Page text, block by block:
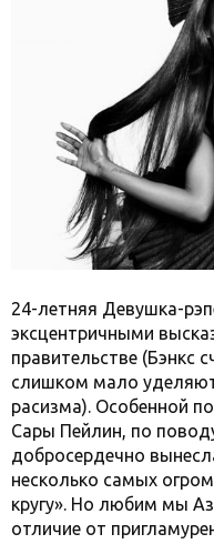
24-летняя Девушка-
эксцентричными
правительстве (Бэнкс
слишком мало
расизма). Особенной
Сары Пейлин, по
добросердечно
несколько самых
кругу». Но любим мы
отличие от